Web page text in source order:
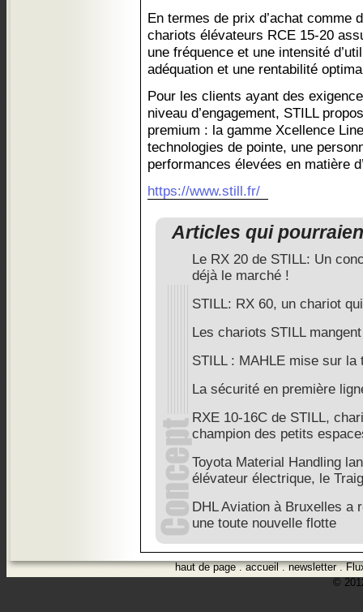
En termes de prix d’achat comme
chariots élévateurs RCE 15-20
une fréquence et une intensité
adéquation et une rentabilité
Pour les clients ayant des
niveau d’engagement, STILL
premium : la gamme Xcellence
technologies de pointe, une
performances élevées en matière
https://www.still.fr/
Articles qui
Le RX 20 de STILL: Un
déjà le marché !
STILL: RX 60, un chariot
Les chariots STILL
STILL : MAHLE mise sur la
La sécurité en première
RXE 10-16C de STILL,
champion des petits
Toyota Material Handling
élévateur électrique, le
DHL Aviation à Bruxelles a
une toute nouvelle flotte
haut de page.accueil.newsletter.
©